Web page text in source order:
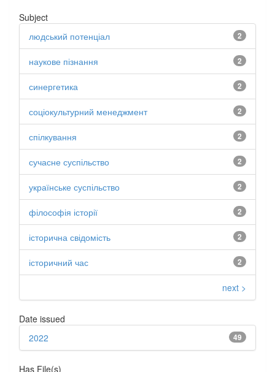
Subject
2
людський потенціал
2
наукове пізнання
2
синергетика
2
соціокультурний менеджмент
2
спілкування
2
сучасне суспільство
2
українське суспільство
2
філософія історії
2
історична свідомість
2
історичний час
next >
Date issued
49
2022
Has File(s)